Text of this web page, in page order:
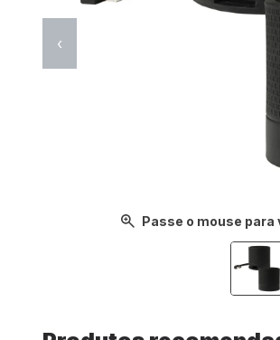
Passe o mouse
‹